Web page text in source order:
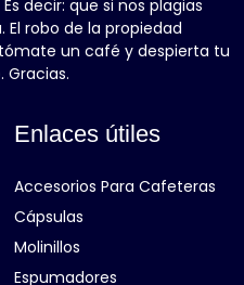
decir: que si nos plagias
robo de la propiedad
un café y despierta tu
Gracias.
Enlaces útiles
Accesorios Para Cafeteras
Cápsulas
Molinillos
Espumadores